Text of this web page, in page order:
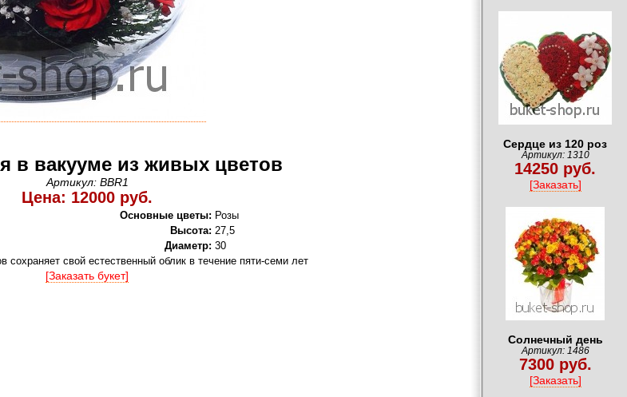
в вакууме из живых цветов
Артикул: BBR1
Цена: 12000 руб.
Основные цветы: Розы
Высота: 27,5
Диаметр: 30
сохраняет свой естественный облик в течение пяти-семи лет
[Заказать букет]
Сердце из 120 роз
Артикул: 1310
14250 руб.
[Заказать]
Солнечный день
Артикул: 1486
7300 руб.
[Заказать]